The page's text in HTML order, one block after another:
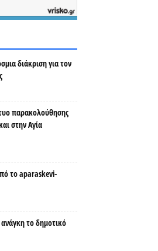
διάκριση για τον
παρακολούθησης
στην Αγία
το aparaskevi-
το δημοτικό